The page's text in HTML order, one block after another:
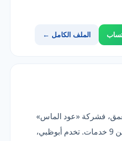
الملف الكامل ←
فشركة «عود الماس»
تغطية منطقتين وقائمة من 9 خدمات. تخدم أبوظبي،